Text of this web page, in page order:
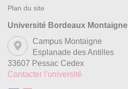
Plan du site
Université Bordeaux Montaigne
Campus Montaigne
Esplanade des Antilles
33607 Pessac Cedex
Contacter l'université